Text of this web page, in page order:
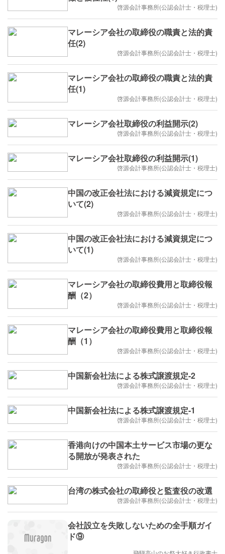
啓源会計事務所(公認会計士・税理士)
マレーシア会社の取締役の職責と法的責
任(2)
啓源会計事務所(公認会計士・税理士)
マレーシア会社の取締役の職責と法的責
任(1)
啓源会計事務所(公認会計士・税理士)
マレーシア会社取締役の利益開示(2)
啓源会計事務所(公認会計士・税理士)
マレーシア会社取締役の利益開示(1)
啓源会計事務所(公認会計士・税理士)
中国の改正会社法における減資規定につ
いて(2)
啓源会計事務所(公認会計士・税理士)
中国の改正会社法における減資規定につ
いて(1)
啓源会計事務所(公認会計士・税理士)
マレーシア会社の取締役費用と取締役報
酬（2）
啓源会計事務所(公認会計士・税理士)
マレーシア会社の取締役費用と取締役報
酬（1）
啓源会計事務所(公認会計士・税理士)
中国新会社法による株式譲渡規定-2
啓源会計事務所(公認会計士・税理士)
中国新会社法による株式譲渡規定-1
啓源会計事務所(公認会計士・税理士)
香港向けの中国本土サービス市場の更な
る開放が発表された
啓源会計事務所(公認会計士・税理士)
台湾の株式会社の取締役と監査役の改選
啓源会計事務所(公認会計士・税理士)
会社設立を失敗しないための全手順ガイ
ド⑨